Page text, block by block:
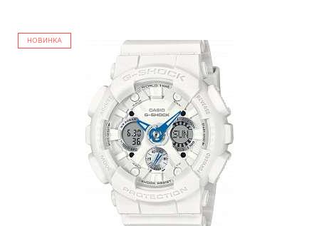
НОВИНКА
G-shock
GMA-S120SA-7A2
i